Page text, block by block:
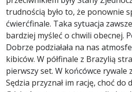
trudnością było to, że ponownie
ćwierćfinale. Taka sytuacja
bardziej myśleć o chwili obecnej.
Dobrze podziałała na nas
kibiców. W półfinale z Brazylią
pierwszy set. W końcówce rywale
Sędzia przyznał im rację, choć do